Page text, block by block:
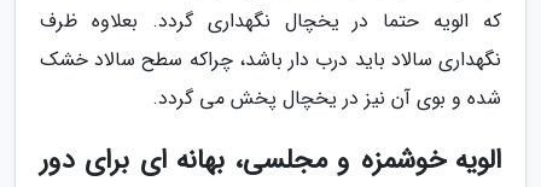
که الویه حتما در یخچال نگهداری گردد. بعلاوه ظرف
نگهداری سالاد باید درب دار باشد، چراکه سطح سالاد خشک
شده و بوی آن نیز در یخچال پخش می گردد.
الویه خوشمزه و مجلسی، بهانه ای برای دور